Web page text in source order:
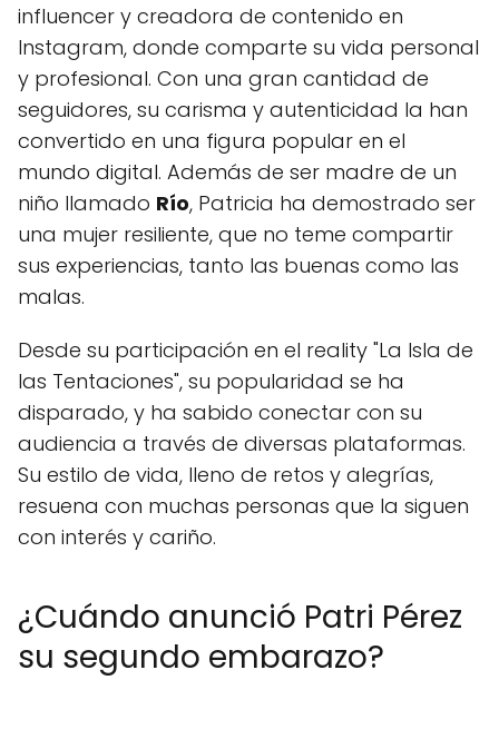
influencer y creadora de contenido en
Instagram, donde comparte su vida personal
y profesional. Con una gran cantidad de
seguidores, su carisma y autenticidad la han
convertido en una figura popular en el
mundo digital. Además de ser madre de un
niño llamado Río, Patricia ha demostrado ser
una mujer resiliente, que no teme compartir
sus experiencias, tanto las buenas como las
malas.
Desde su participación en el reality "La Isla de
las Tentaciones", su popularidad se ha
disparado, y ha sabido conectar con su
audiencia a través de diversas plataformas.
Su estilo de vida, lleno de retos y alegrías,
resuena con muchas personas que la siguen
con interés y cariño.
¿Cuándo anunció Patri Pérez
su segundo embarazo?